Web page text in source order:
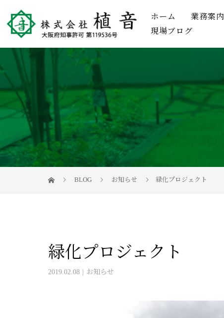
ホーム 業務案内
現場ブログ
BLOG お知らせ 緑化プロジェクト
緑化プロジェクト
2019.02.08 お知らせ